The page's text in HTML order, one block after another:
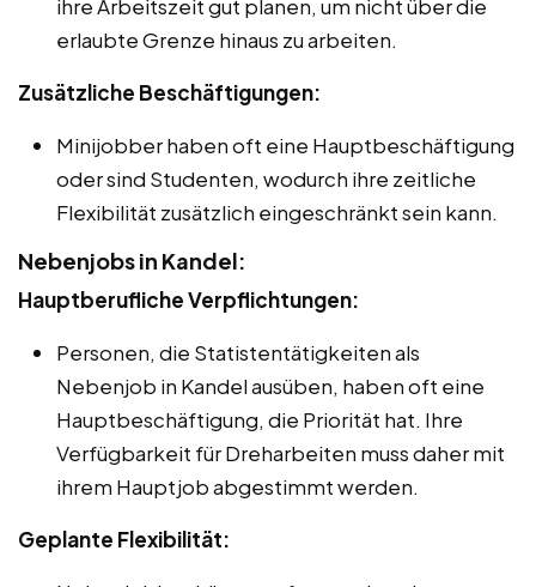
ihre Arbeitszeit gut planen, um nicht über die
erlaubte Grenze hinaus zu arbeiten.
Zusätzliche Beschäftigungen:
Minijobber haben oft eine Hauptbeschäftigung
oder sind Studenten, wodurch ihre zeitliche
Flexibilität zusätzlich eingeschränkt sein kann.
Nebenjobs in Kandel:
Hauptberufliche Verpflichtungen:
Personen, die Statistentätigkeiten als
Nebenjob in Kandel ausüben, haben oft eine
Hauptbeschäftigung, die Priorität hat. Ihre
Verfügbarkeit für Dreharbeiten muss daher mit
ihrem Hauptjob abgestimmt werden.
Geplante Flexibilität: